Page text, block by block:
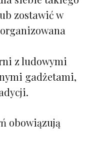
zostawić w
z ludowymi
gadżetami,
obowiązują